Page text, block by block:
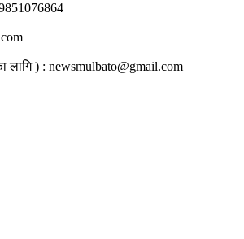
लागि ) : newsmulbato@gmail.com